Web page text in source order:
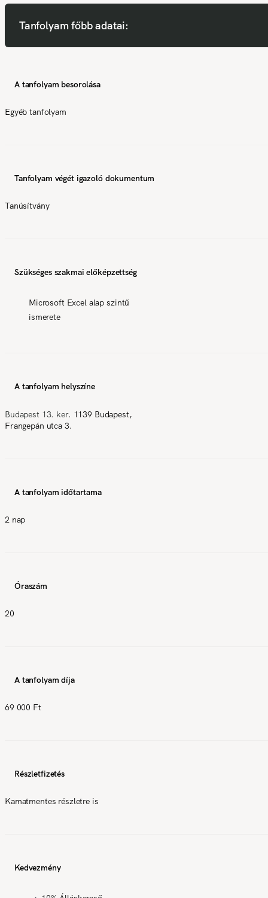
Tanfolyam főbb adatai:
A tanfolyam besorolása
Egyéb tanfolyam
Tanfolyam végét igazoló dokumentum
Tanúsítvány
Szükséges szakmai előképzettség
Microsoft Excel alap szintű
ismerete
A tanfolyam helyszíne
Budapest 13. ker. 1139 Budapest,
Frangepán utca 3.
A tanfolyam időtartama
2 nap
Óraszám
20
A tanfolyam díja
69 000 Ft
Részletfizetés
Kamatmentes részletre is
Kedvezmény